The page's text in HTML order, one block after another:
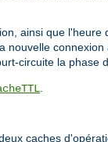
ainsi que
nouvelle
circuite la phase
caches